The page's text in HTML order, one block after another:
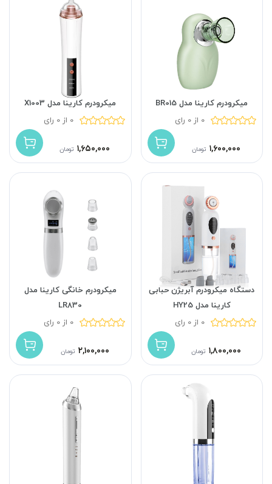
میکرودرم کارینا مدل BR015
0 از 0 رای
۱,۶۰۰,۰۰۰ تومان
میکرودرم کارینا مدل X1003
0 از 0 رای
۱,۶۵۰,۰۰۰ تومان
دستگاه میکرودرم آبریژن حبابی
کارینا مدل HY25
0 از 0 رای
۱,۸۰۰,۰۰۰ تومان
میکرودرم خانگی کارینا مدل
LR830
0 از 0 رای
۲,۱۰۰,۰۰۰ تومان